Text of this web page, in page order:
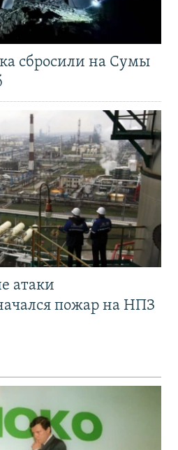
сбросили на Сумы
атаки
пожар на НПЗ